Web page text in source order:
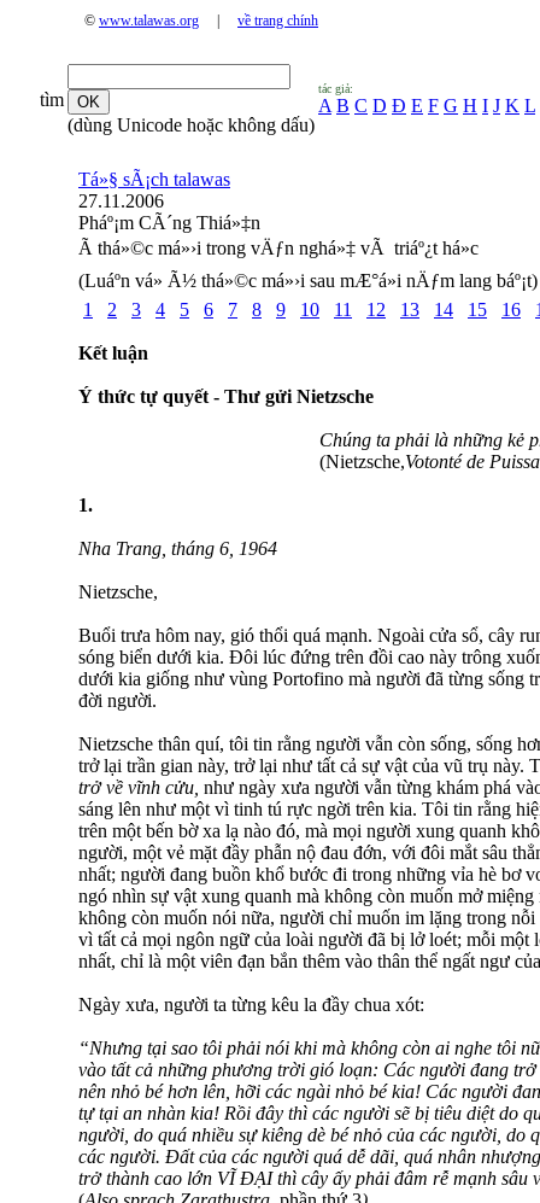
© www.talawas.org về trang chính
tìm
(dùng Unicode hoặc không dấu)
tác giả:
A B C D Đ E F G H I J K L
Tá»§ sÃ¡ch talawas
27.11.2006
Pháº¡m CÃ´ng Thiá»‡n
Ã thá»©c má»›i trong vÄƒn nghá»‡ vÃ triáº¿t há»c
(Luáº­n vá» Ã½ thá»©c má»›i sau mÆ°á»i nÄƒm lang báº¡t)
1
2 3 4 5 6 7 8 9 10 11 12 13 14 15 16
Kết luận
Ý thức tự quyết - Thư gửi Nietzsche
Chúng ta phải là những kẻ
(Nietzsche,Votonté de
1.
Nha Trang, tháng 6, 1964
Nietzsche,
Buổi trưa hôm nay, gió thổi quá mạnh. Ngoài cửa sổ, cây
sóng biển dưới kia. Đôi lúc đứng trên đồi cao này trông
dưới kia giống như vùng Portofino mà người đã từng sống
đời người.
Nietzsche thân quí, tôi tin rằng người vẫn còn sống, sống
trở lại trần gian này, trở lại như tất cả sự vật của vũ trụ này.
trở về vĩnh cửu, như ngày xưa người vẫn từng khám phá
sáng lên như một vì tinh tú rực ngời trên kia. Tôi tin rằng
trên một bến bờ xa lạ nào đó, mà mọi người xung quanh
người, một vẻ mặt đầy phẫn nộ đau đớn, với đôi mắt sâu
nhất; người đang buồn khổ bước đi trong những vỉa hè bơ
ngó nhìn sự vật xung quanh mà không còn muốn mở
không còn muốn nói nữa, người chỉ muốn im lặng trong
vì tất cả mọi ngôn ngữ của loài người đã bị lở loét; mỗi một
nhất, chỉ là một viên đạn bắn thêm vào thân thể ngất ngư
Ngày xưa, người ta từng kêu la đầy chua xót:
“Nhưng tại sao tôi phải nói khi mà không còn ai nghe tôi
vào tất cả những phương trời gió loạn: Các người đang trở
nên nhỏ bé hơn lên, hỡi các ngài nhỏ bé kia! Các người
tự tại an nhàn kia! Rồi đây thì các người sẽ bị tiêu diệt do
người, do quá nhiều sự kiêng dè bé nhỏ của các người, do
các người. Đất của các người quá dễ dãi, quá nhân
trở thành cao lớn VĨ ĐẠI thì cây ấy phải đâm rễ mạnh sâu